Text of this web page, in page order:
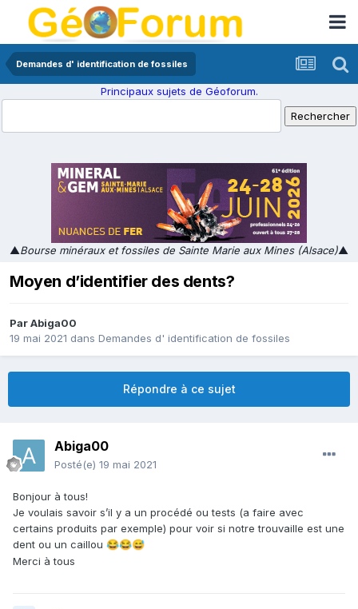
Demandes d' identification de fossiles
Principaux sujets de Géoforum.
▲Bourse minéraux et fossiles de Sainte Marie aux Mines (Alsace)▲
Moyen d’identifier des dents?
ParAbiga00
19 mai 2021 dans Demandes d' identification de fossiles
Répondre à ce sujet
Abiga00
Posté(e) 19 mai 2021
Bonjour à tous!
Je voulais savoir s’il y a un procédé ou tests (a faire avec
certains produits par exemple) pour voir si notre trouvaille est une
dent ou un caillou 😂😂😅
Merci à tous